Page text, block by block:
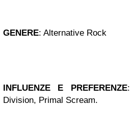
GENERE: Alternative Rock
INFLUENZE E PREFERENZE:
Division, Primal Scream.